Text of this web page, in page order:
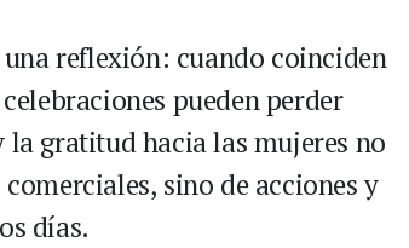
reflexión: cuando coinciden
pueden perder
gratitud hacia las mujeres no
sino de acciones y
días.